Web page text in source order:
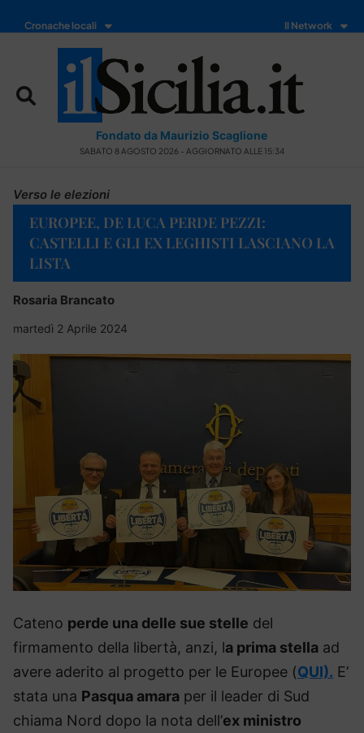
Cronache locali Il Network
Fondato da Maurizio Scaglione
SABATO 8 AGOSTO 2026 - AGGIORNATO ALLE 15:34
Verso le elezioni
EUROPEE, DE LUCA PERDE PEZZI:
CASTELLI E GLI EX LEGHISTI LASCIANO LA
LISTA
Rosaria Brancato
martedì 2 Aprile 2024
Cateno perde una delle sue stelle del
firmamento della libertà, anzi, la prima stella ad
avere aderito al progetto per le Europee (QUI). E’
stata una Pasqua amara per il leader di Sud
chiama Nord dopo la nota dell’ex ministro